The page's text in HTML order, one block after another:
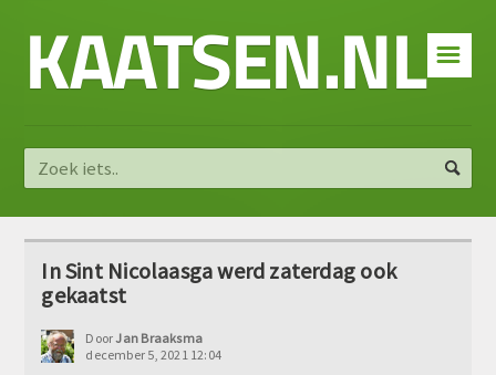
☰
KAATSEN.NL
In Sint Nicolaasga werd zaterdag ook
gekaatst
DoorJan Braaksma
december 5, 2021 12:04